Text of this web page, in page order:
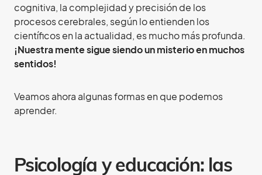
cognitiva, la complejidad y precisión de los
procesos cerebrales, según lo entienden los
científicos en la actualidad, es mucho más profunda.
¡Nuestra mente sigue siendo un misterio en muchos
sentidos!
Veamos ahora algunas formas en que podemos
aprender.
Psicología y educación: las